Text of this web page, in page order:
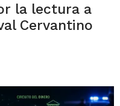
la lectura a
Cervantino